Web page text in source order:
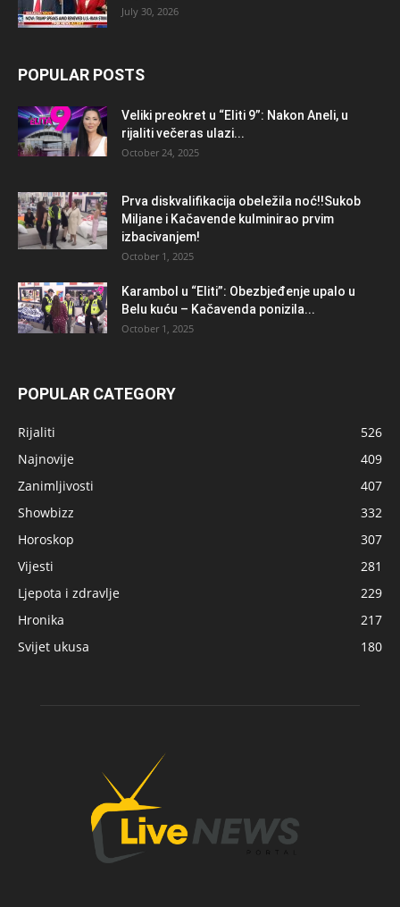
July 30, 2026
POPULAR POSTS
Veliki preokret u “Eliti 9”: Nakon Aneli, u
rijaliti večeras ulazi...
October 24, 2025
Prva diskvalifikacija obeležila noć!!Sukob
Miljane i Kačavende kulminirao prvim
izbacivanjem!
October 1, 2025
Karambol u “Eliti”: Obezbjeđenje upalo u
Belu kuću – Kačavenda ponizila...
October 1, 2025
POPULAR CATEGORY
Rijaliti
526
Najnovije
409
Zanimljivosti
407
Showbizz
332
Horoskop
307
Vijesti
281
Ljepota i zdravlje
229
Hronika
217
Svijet ukusa
180